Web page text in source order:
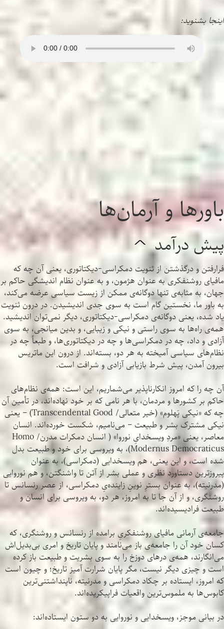
اینجا بشنوید:
باورها و آرمان‌ها
پیش درآمد ^
فرارفتن و درگذشتن از ثنویت دمکراسی-دیکتاتوری، یعنی آن چه که
مافیای روشنفکری به عنوان هژمون، و به عنوان نظام اندیشگی حاکم بر
جهان، به مثابه‌ی تنها دوگانه‌ی ممکن از زیست سیاسی عرضه می‌کند،
به باور ما، نخستین گام است به سوی جدی اندیشیدن. در درون ثنویت
یاد شده، یعنی دوگانه‌ی دمکراسی-دیکتاتوری، دیگر نمی‌توان اندیشید.
همه‌ی راه‌ها به سوی راستی و نیکی و زیبایی، و بدین میانجی، به سوی
آزادی و داد، چه در دمکراسی‌ها و چه در دیکتاتوری‌ها، و طبعاً چه در
نظام‌های سیاسی آمیخته به هر دو، بسته‌اند. از درون این ماتریس
بیرون آمدن، پیش شرط بازیابی آزادی و شرافت است.
آن چه را که امروز انکارناپذیر می‌شماریم، این است: همه‌ی نظام‌های
حاکم بر کشورها و مردمان، با هر نامی که بر خود نهاده‌اند، در تأمین آن
چه که «نیکی پَهلوم» (خیر متعالی/ Transcendental Good) – یعنی
نیکی مشترک بشر و طبیعت – می‌نامیم، شکست خورده‌اند. انسان
معاصر، یعنی «مردِ ویسخدایِ نوروا» ( انسان دمکرات مدرن/ Homo
Modernus Democraticus)، به ویروسی برای خود و طبیعت بدل
شده است، و این یعنی، هم ویسخدایی (دمکراسی)، به عنوان
پیروزترین دستاورد نظری و عملی بشر از آتن تا واشنگتن، و هم نوروایی
(مدرنیته)، به عنوان بسترِ نوینِ زاینده‌یِ دمکراسی، از عصر رنسانس تا
روشنگری، و از آن جا تا به امروز، هر دو، به ویروسی برای انسان و
طبیعت فرادیسیده‌اند.
جامعه‌ی آرمانی مافیای روشنفکریِ برامده از رنسانس و روشنگری، که
کسان خود آن را جامعه‌ی باز می‌نامند و پایان تاریخ و امری بی‌بدیل‌اش
می‌انگارند، همه‌ی درهای دوزخ را به سوی بشریت و طبیعت باز کرده
است و چیزی دیگر نیست، مگر پایان شرارت آمیز تاریخ؛ و چیون است
که امروز، ایستاده بر چکاد دمکراسی و مدرنیته، ناپنداشتنی‌ترین
کابوس‌ها به ملموس‌ترین واقعیات فراپیکریده‌اند.
در بیانی موجز، ویسخدایی و نوروایی به دو ستون ایستاده‌اند: